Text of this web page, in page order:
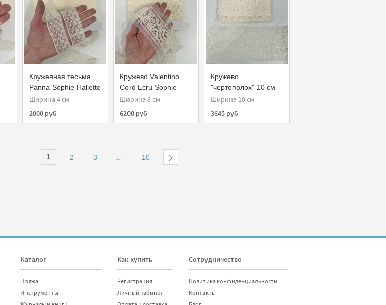
Кружевная тесьма
Panna Sophie Hallette
NC04525/4
Ширина 4 см
2000 руб
Кружево Valentino
Cord Ecru Sophie
Hallette
Ширина 8 см
6200 руб
Кружево
"чертополох" 10 см
Chantilly Cotton Ecru
Ширина 10 см
3645 руб
1 2 3 10
Каталог
Пряжа
Инструменты
Как купить
Регистрация
Личный кабинет
Сотрудничество
Политика конфиденциальности
Контакты